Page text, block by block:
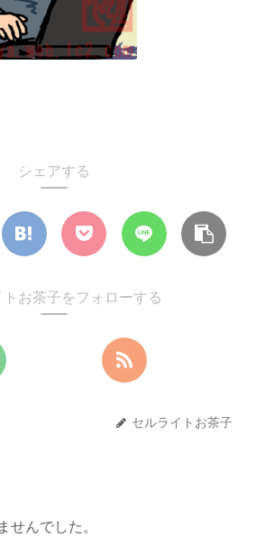
シェアする
トお茶子をフォローする
セルライトお茶子
せんでした。